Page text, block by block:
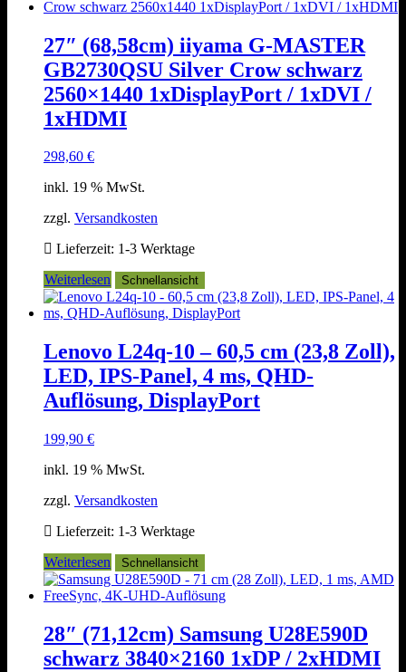
27″ (68,58cm) iiyama G-MASTER
GB2730QSU Silver Crow schwarz
2560×1440 1xDisplayPort / 1xDVI /
1xHDMI
298,60 €
inkl. 19 % MwSt.
zzgl. Versandkosten
Lieferzeit: 1-3 Werktage
Weiterlesen
Schnellansicht
Lenovo L24q-10 – 60,5 cm (23,8 Zoll),
LED, IPS-Panel, 4 ms, QHD-
Auflösung, DisplayPort
199,90 €
inkl. 19 % MwSt.
zzgl. Versandkosten
Lieferzeit: 1-3 Werktage
Weiterlesen
Schnellansicht
28″ (71,12cm) Samsung U28E590D
schwarz 3840×2160 1xDP / 2xHDMI